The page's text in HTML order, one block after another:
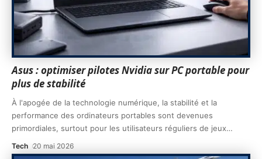
Asus : optimiser pilotes Nvidia sur PC portable pour
plus de stabilité
À l'apogée de la technologie numérique, la stabilité et la
performance des ordinateurs portables sont devenues
primordiales, surtout pour les utilisateurs réguliers de jeux…
Tech 20 mai 2026